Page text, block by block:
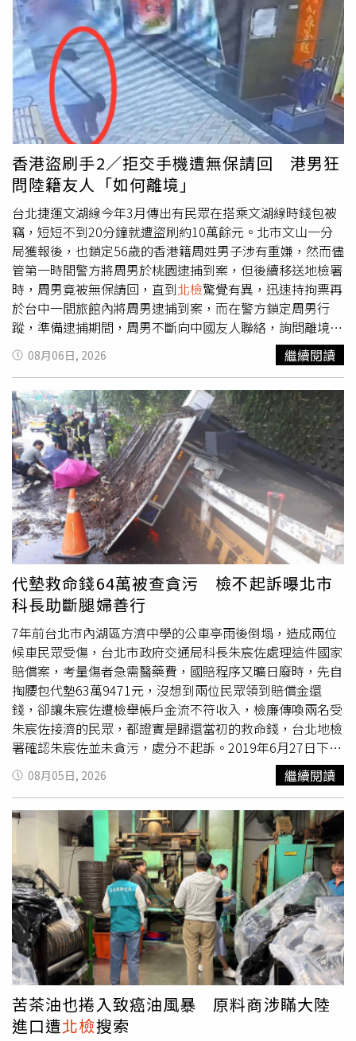
因為對暗網個資集團的成員開交通違規罰單，派出所值班員
警接到電話，揚言要公開陳姓員警個資，還說「我是已經查
到他，不然我去他家找他好不好？」北檢 發現，黃柏崴所屬
集團會接單，提供徵信業者共78名受害民眾的個資，並利用
堂弟黃頤楷的警察女友曾芃扉代查車牌號碼，藉此得知車主
個資。黃柏崴涉犯國安法部分，他接洽的對岸人士是中國共
產黨中央委員會宣傳部「穆」姓主任（飛機暱稱「jack
jones」、微信暱稱「路上」，下稱「穆」），兩人2023年
搭上線，黃柏崴為了「多角化經營」開始從事共諜生意，吸
收張麗善的秘書施亮言，並告知施亮言可以招待大陸旅遊
費。檢方認為，張麗善2024年6月29日訪日航班、住宿地
點、拜會地點等行程是非公開的秘密資訊，施亮言卻在
2024年6月12日傳送「0612調整_0629-0705縣長訪日群馬
縣預計行程.docx」的檔案給黃柏崴，將縣長行程轉給
「穆」姓主任，「穆」姓主任答應黃柏崴、施亮言去澳門玩
的機加酒費用可全部買單，兩人也確實在2024年7月23日到
26日期間前往會見「穆」姓主任。起訴指出，黃柏崴、王大
偉雖然坦承大部分犯行，但他們從2023年取得不法個資檔
案後，仍持續以各種手法壯大資料庫；黃柏崴、王大偉具有
電腦資訊專長，竟利用專長犯罪，長期持續蒐集國人個資、
任職資料及聯絡方式，檔案內容包含2300萬全體國民的個
資，主嫌與境外敵對勢力往來頻繁，境外敵對勢力可藉此掌
控所有國人的個資，嚴重侵蝕國家安全，黃柏崴更勾結徵信
社、交流並販售個資，完全無視法律，任意踐踏國人隱私，
犯行與單一個資非法蒐集或利用有天壤之別，對我國國民之
個資保護侵害甚深。檢察官批評黃柏崴與王大偉多次利用不
法個資，在網路上公開被害人身分證字號、住址、一親等個
人資料，或恣意利用上開檔案挑釁公權力，在社會上已造成
民眾惶恐不安，導致民眾深怕自己住家遭曝露或遭有心人士
跟蹤，犯行對公共秩序及社會安全影響甚鉅，若非遭偵辦聲
請羈押獲准，黃柏崴、王大偉顯然會反覆實施犯罪，守法意
識薄弱、惡性重大。北檢
上、行賄女警曾芃扉求刑3年，從事共諜外洩張麗善行程求
刑5年以上；對王大偉則求處4年以上有期徒刑。
3歲小孩前往德朗火鍋信義店聚餐，店員在孩子坐下前，就
把保溫壺的雞湯倒進兒童湯杯，當王姓女子轉身拿包包時，
小孩自己拿湯杯不小心打翻，胸口有1％面積2度燙傷，另有
3％面積1度燙傷。王姓女子對德朗老闆邱惠英提告，台北地
檢署偵查期間曾安排調解但雙方未達成。檢方認為，以保溫
壺裝滾燙雞湯再倒進杯子，很可能造成客人燙傷，「理應注
意並避免盛裝溫度達足以造成皮膚傷害風險之雞湯」。德朗
火鍋長期提供到店顧客雞湯試飲，是每天都有的服務，邱惠
英身為負責人，沒建立高溫雞湯盛裝服務的安全規範，也沒
注意兒童湯杯外層是PP塑料、內層是不銹鋼材質所以不會
直接導熱，可能會讓幼童觸摸湯杯時，沒辦法立刻感覺到高
溫雞湯的危險性，因此起訴邱惠英過失傷害罪。邱惠英否認
過失，倒湯店員有遵照員工訓練，提醒客人要小心，孩子是
因為媽媽沒顧好，讓小孩自己碰倒湯杯才會燙傷，跟餐具本
身無關。辯護律師表示，餐飲業供餐的溫度可能燙傷皮膚十
分常見，「若依起訴書之標準，豈非均違反注意義務，此實
與社會通念及經驗法則重大相違」；小小孩不清楚高溫液體
的危險性，全天下都如此，所以需要同行家長照顧，這跟德
朗火鍋使用哪種兒童湯杯毫無關聯。北院採納被告辯護人的
主張，現行法令並未禁止餐廳提供「熱到會燙傷」的雞湯給
小孩食用，檢方認為業者有注意義務，實際上欠缺法源依
據，也不能以年幼客人被燙傷的結果反推店家提供雞湯的方
式有問題；高溫雞湯該如何提供給年幼客人喝，業者並無任
何官方準則或第三方客觀標準可遵守。德朗火鍋的兒童湯杯
外層使用不導熱材質，院檢認知正好完全相反，北院沒有認
可北檢的「不導熱所以危險」，而是認為不導熱比較安全，
這樣才能避免幼童直接碰觸高溫杯壁而燙傷，要是兒童湯杯
外層以導熱材質製成，反而容易讓小孩碰到就燙到，甚至燙
到之後打翻湯杯，造成更大的傷害。法官從火鍋店店長與店
員的證詞研判，邱惠英有教育員工等客人入座再倒雞湯、告
知會燙、提醒跟兒童同行的大人要注意，而且沒有證據可證
明邱惠英案發時在店內指揮或監督店員是否依照SOP倒雞
湯，因此無法將孩童受傷的責任算到她頭上，應諭知無罪。
關於王姓女子有沒有被提醒雞湯很燙，呈現羅生門狀態，她
堅稱店員沒講，一起吃火鍋的朋友也說沒聽到，但店員出庭
作證說有提醒王姓女子，還講了兩、三次，王姓女子卻一直
跟朋友聊天。唯一能確定的是，店員沒遵照教育訓練的程
序，在受害幼童入座前就倒雞湯，被監視器拍下。北院對於
店員有無依據SOP提醒客人雞湯會燙，也打上個問號，但沒
有在這個矛盾上打轉，因為本案唯一被告是德朗老闆邱惠
英，只須審酌她有沒有過失。
香港盜刷手2／拒交手機遭無保請回 港男狂
問陸籍友人「如何離境」
台北捷運文湖線今年3月傳出有民眾在搭乘文湖線時錢包被
竊，短短不到20分鐘就遭盜刷約10萬餘元。北市文山一分
局獲報後，也鎖定56歲的香港籍周姓男子涉有重嫌，然而儘
管第一時間警方將周男於桃園逮捕到案，但後續移送地檢署
時，周男竟被無保請回，直到北檢驚覺有異，迅速持拘票再
於台中一間旅館內將周男逮捕到案，而在警方鎖定周男行
蹤，準備逮捕期間，周男不斷向中國友人聯絡，詢問離境的
方法。據了解，56歲的港籍周姓男子利用偷竊他人財物，盜
取他人信用卡後，與國外盜刷集團合作，偽造信用卡感應收
款設備進行交易，繞過線上刷卡需OTP驗證等方式，將手機
改造成刷卡機，使境外交易得以偽裝成「實體刷卡交易」。
只要每成功盜刷一筆，周男就可從中獲得45%的抽成，讓周
男3度來台就獲利至少100萬元，甚至還在香港下斡旋金，
準備買房。周男利用人流量大的捷運站，趁機偷走民眾錢
包，竊取裡面的財物外，更瞄準信用卡，與境外不法集團聯
手盜刷。（圖／示意圖、報系資料照）據悉，周男行事作風
相當謹慎，其來台下手時專挑人流最大的繁忙捷運站下手，
從而提高得手率，為躲避警方查緝，周男每一次得手都會進
入附近廁所變裝，置換身上上衣，或是戴上帽子與口罩，降
低遭監視器拍到的風險。而周男今年3月下手得逞後，旋即
收手不幹，迅速離開台北前往桃園一處旅館躲藏，更是買好
成套上衣、褲子，就連鞋子也全數換新，同時大量購買日常
生活用品與食物，準備在旅館內避風頭，未料還沒等到風頭
過，就先等到警方上門。周男與境外集團配合TX-NFC中繼
攻擊系統，將手機設定成刷卡機，複製信用卡資訊，迅速完
成跨國實體盜刷。（圖／示意圖、AI生成）周男第一次遭捕
後，警方移送台北地檢署並建請羈押，卻因周男犯後拒絕交
出手機密碼，無法第一時間獲得周男下手的直接證據，檢察
官訊後將周男無保請回，並限制出境出海；直到周男手機破
密，檢警掌握周男確切犯罪事證，火速前往周男的下榻處查
訪，卻未見周男身影。警方只能再組成鷹眼小組，調閱周邊
監視器畫面，終於掌握周男疑似在台中出沒，最終持拘票於
台中一處旅館將人逮捕到案。然而在警方第二次將周男拘提
到案前，周男已數度焦急詢問中國友人是否有順利離境方
式，所幸遭警方及時逮捕，同時清查其來台後是否有相關同
夥，初步確認僅有周男1人犯案。而周男第二次被捕後，遭
檢察官聲押獲准，並羈押至今，全案經台北地檢署7月27日
偵結後，依違反組織犯罪條例、竊盜、加重竊盜、偽造準文
書、詐欺得利與詐欺得利未遂罪嫌，提起公訴，具體求刑有
期徒刑9年以上。
08月06日, 2026 繼續閱讀
代墊救命錢64萬被查貪污 檢不起訴曝北市
科長助斷腿婦善行
7年前台北市內湖區方濟中學的公車亭雨後倒塌，造成兩位
候車民眾受傷，台北市政府交通局科長朱宸佐處理這件國家
賠償案，考量傷者急需醫藥費，國賠程序又曠日廢時，先自
掏腰包代墊63萬9471元，沒想到兩位民眾領到賠償金還
錢，卻讓朱宸佐遭檢舉帳戶金流不符收入，檢廉傳喚兩名受
朱宸佐接濟的民眾，都證實是歸還當初的救命錢，台北地檢
署確認朱宸佐並未貪污，處分不起訴。2019年6月27日下午
2點多，方濟中學外的公車站候車亭因為地基深度只有標準
深度的一半，倒塌壓斷兩名中年婦人的腳，市府協助她們申
請國賠，朱宸佐承辦得知兩名斷腿婦人沒錢治療，先動用交
通局預備金，並以私人存款約64萬補足差額。2020年8月，
兩名婦人分別領取賠償金580萬元和210萬元，依約定償還
朱宸佐代墊款，但到了今年，廉政署接獲檢舉，清查朱宸佐
的金流，懷疑他帳戶內有64萬元來自承辦國賠案所收的賄
款。兩名婦人到案供稱，朱宸佐當年自掏腰包代墊部分醫藥
費，雙方有簽借據為證，北檢因此確定朱宸佐不但沒貪污，
還是熱心行善幫助市民的官員，於今日偵結不起訴。
08月05日, 2026 繼續閱讀
苦茶油也捲入致癌油風暴 原料商涉瞞大陸
進口遭北檢搜索